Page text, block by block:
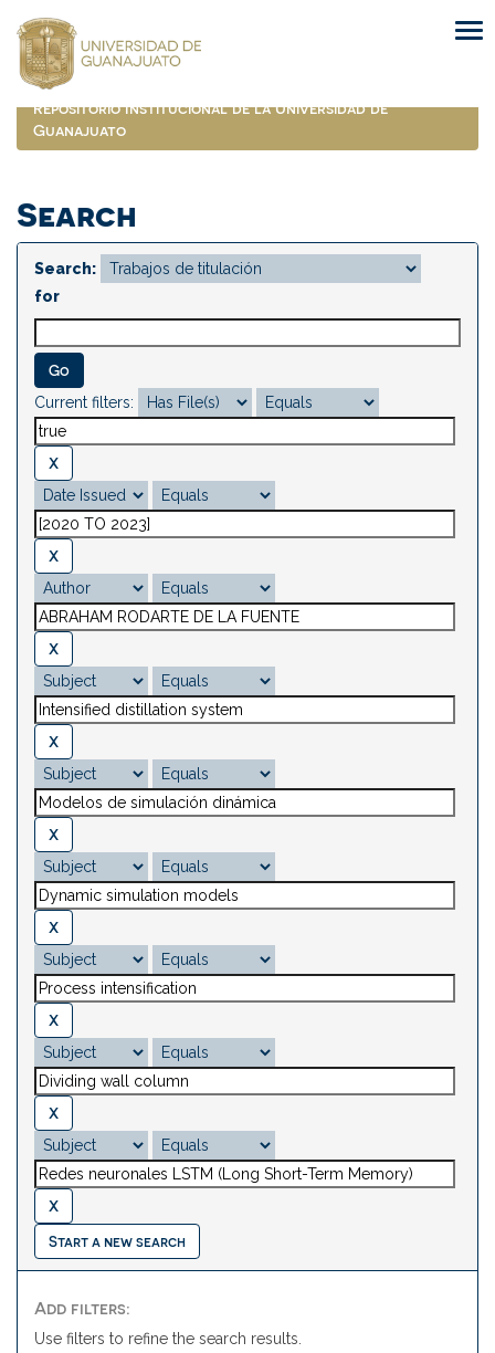
navigation
Repositorio Institucional de la Universidad de
Guanajuato
Search
Search:
for
Current filters:
Start a new search
Add filters:
Use filters to refine the search results.